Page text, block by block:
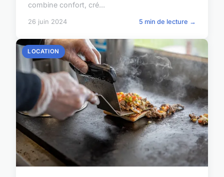
combine confort, cré...
26 juin 2024 5 min de lecture →
LOCATION